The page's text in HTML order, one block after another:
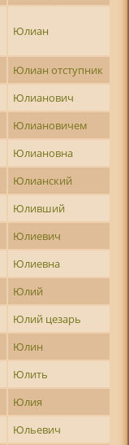
Юлиан
Юлиан отступник
Юлианович
Юлиановичем
Юлиановна
Юлианский
Юливший
Юлиевич
Юлиевна
Юлий
Юлий цезарь
Юлин
Юлить
Юлия
Юльевич